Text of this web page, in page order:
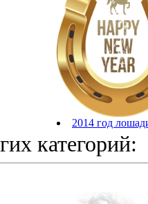
2014 год
категорий: